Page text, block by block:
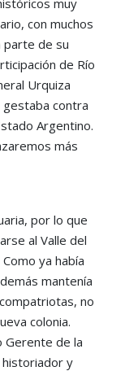
con muchos
parte de su
de Río
Urquiza
contra
Argentino.
más
por lo que
al Valle del
ya había
mantenía
no
colonia.
Gerente de la
historiador y